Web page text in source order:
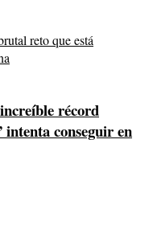
récord
conseguir en